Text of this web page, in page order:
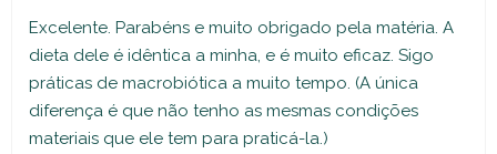
Excelente. Parabéns e muito obrigado pela matéria. A
dieta dele é idêntica a minha, e é muito eficaz. Sigo
práticas de macrobiótica a muito tempo. (A única
diferença é que não tenho as mesmas condições
materiais que ele tem para praticá-la.)